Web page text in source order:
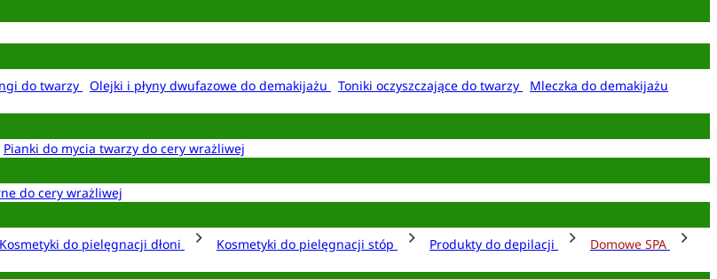
do twarzy Olejki i płyny dwufazowe do demakijażu Toniki oczyszczające do twarzy
Mleczka do demakijażu
Pianki do mycia twarzy do cery wrażliwej
do cery wrażliwej
Kosmetyki do pielęgnacji dłoni Kosmetyki do pielęgnacji stóp Produkty do depilacji
Domowe SPA